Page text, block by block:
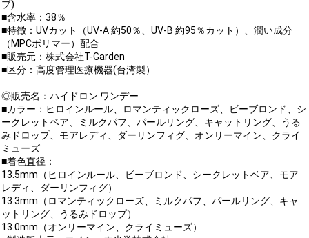
プ)
■含水率：38％
■特徴：UVカット（UV-A 約50％、UV-B 約95％カット）、潤い成分
（MPCポリマー）配合
■販売元：株式会社T-Garden
■区分：高度管理医療機器(台湾製）
◎販売名：ハイドロン ワンデー
■カラー：ヒロインルール、ロマンティックローズ、ビーブロンド、シ
ークレットベア、ミルクパフ、パールリング、キャットリング、うる
みドロップ、モアレディ、ダーリンフィグ、オンリーマイン、クライ
ミューズ
■着色直径：
13.5mm（ヒロインルール、ビーブロンド、シークレットベア、モア
レディ、ダーリンフィグ）
13.3mm（ロマンティックローズ、ミルクパフ、パールリング、キャ
ットリング、うるみドロップ）
13.0mm（オンリーマイン、クライミューズ）